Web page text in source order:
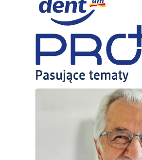
Pasujące tematy